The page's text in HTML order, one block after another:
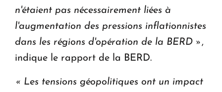
n'étaient pas nécessairement liées à
l'augmentation des pressions inflationnistes
dans les régions d'opération de la BERD » ,
indique le rapport de la BERD.
« Les tensions géopolitiques ont un impact